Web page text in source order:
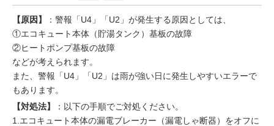
【原因】
：警報「U4」「U2」が発生する原因としては、
①エコキュート本体（貯湯タンク）基板の故障
②ヒートポンプ基板の故障
などが考えられます。
また、警報「U4」「U2」は雨が強い日に発生しやすいエラーで
もあります。
【対処法】
：以下の手順でご対処ください。
1.エコキュート本体の漏電ブレーカー（漏電しゃ断器）をオフに